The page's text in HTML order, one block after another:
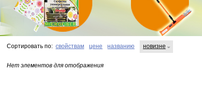
Сортировать по: свойствам цене названию новизне
Нет элементов для отображения